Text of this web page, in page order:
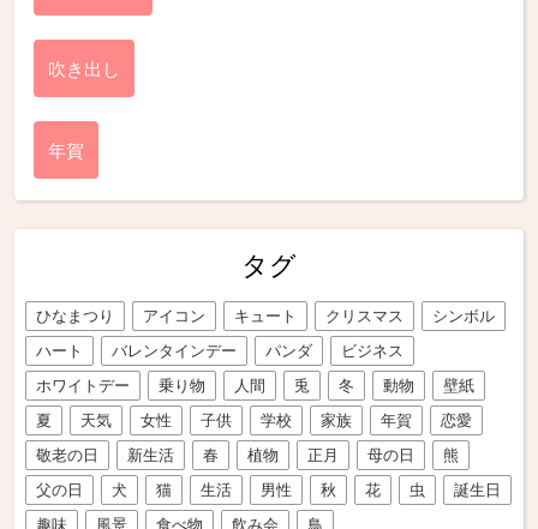
吹き出し
年賀
タグ
ひなまつり アイコン キュート クリスマス
シンボル
ハート
バレンタインデー パンダ
ビジネス
ホワイトデー
乗り物 人間 兎 冬 動物
壁紙
夏
天気 女性 子供 学校 家族 年賀
恋愛
敬老の日
新生活 春 植物 正月 母の日
熊
父の日
犬 猫 生活 男性 秋 花 虫
誕生日
趣味
風景 食べ物 飲み会 鳥